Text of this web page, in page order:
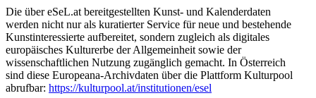
Die über eSeL.at bereitgestellten Kunst- und Kalenderdaten
werden nicht nur als kuratierter Service für neue und bestehende
Kunstinteressierte aufbereitet, sondern zugleich als digitales
europäisches Kulturerbe der Allgemeinheit sowie der
wissenschaftlichen Nutzung zugänglich gemacht. In Österreich
sind diese Europeana-Archivdaten über die Plattform Kulturpool
abrufbar: https://kulturpool.at/institutionen/esel